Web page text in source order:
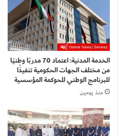
الخدمة المدنية: اعتماد 70 مدربًا وطنيًا
من مختلف الجهات الحكومية تنفيذًا
للبرنامج الوطني للحوكمة المؤسسية
منذ يومين